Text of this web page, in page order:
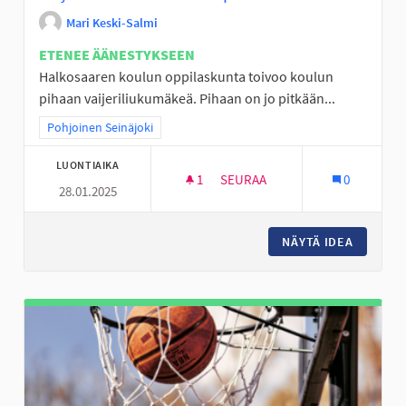
Mari Keski-Salmi
ETENEE ÄÄNESTYKSEEN
Halkosaaren koulun oppilaskunta toivoo koulun
pihaan vaijeriliukumäkeä. Pihaan on jo pitkään...
Rajaa tulokset teeman mukaan: Pohjoinen Seinäjoki
Pohjoinen Seinäjoki
LUONTIAIKA
28.01.2025
1 1 SEURAAJA
SEURAA 0
NÄYTÄ IDEA